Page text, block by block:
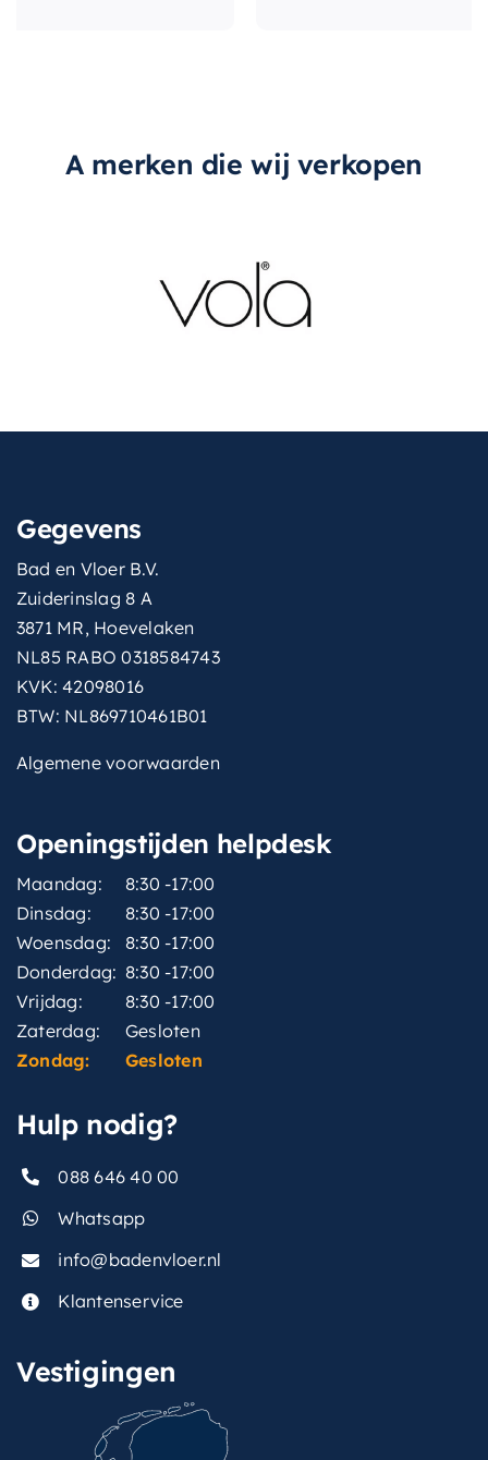
A merken die wij verkopen
Gegevens
Bad en Vloer B.V.
Zuiderinslag 8 A
3871 MR, Hoevelaken
NL85 RABO 0318584743
KVK: 42098016
BTW: NL869710461B01
Algemene voorwaarden
Openingstijden helpdesk
Maandag:
8:30 -17:00
Dinsdag:
8:30 -17:00
Woensdag:
8:30 -17:00
Donderdag: 8:30 -17:00
Vrijdag:
8:30 -17:00
Zaterdag:
Gesloten
Zondag:
Gesloten
Hulp nodig?
088 646 40 00
Whatsapp
info@badenvloer.nl
Klantenservice
Vestigingen